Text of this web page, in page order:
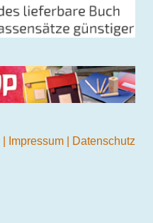
Impressum Datenschutz